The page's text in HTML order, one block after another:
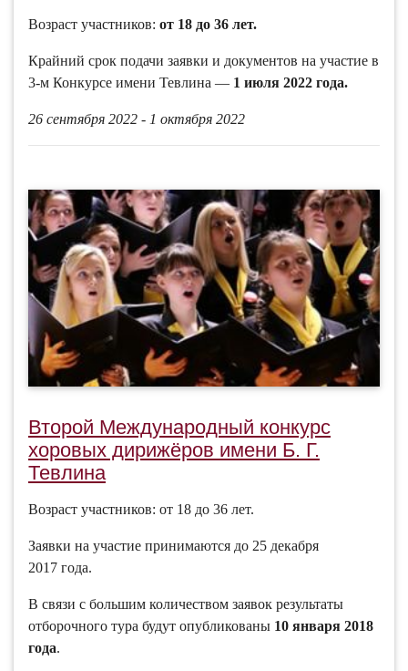
Возраст участников: от 18 до 36 лет.
Крайний срок подачи заявки и документов на участие в
3-м Конкурсе имени Тевлина — 1 июля 2022 года.
26 сентября 2022 - 1 октября 2022
Второй Международный конкурс
хоровых дирижёров имени Б. Г.
Тевлина
Возраст участников: от 18 до 36 лет.
Заявки на участие принимаются до 25 декабря
2017 года.
В связи с большим количеством заявок результаты
отборочного тура будут опубликованы 10 января 2018
года.